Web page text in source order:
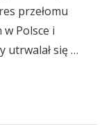
przełomu
Polsce i
utrwalał się …